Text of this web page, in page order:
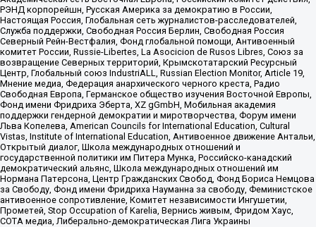
РЭНД корпорейшн, Русская Америка за демократию в России,
Настоящая Россия, Глобальная сеть журналистов-расследователей,
Служба поддержки, Свободная Россия Берлин, Свободная Россия
Северный Рейн-Вестфалия, Фонд глобальной помощи, Антивоенный
комитет России, Russie-Libertes, La Asocicion de Rusos Libres, Союз за
возвращение Северных территорий, Крымскотатарский Ресурсный
Центр, Глобальный союз IndustriALL, Russian Election Monitor, Article 19,
Мнение медиа, Федерация анархического черного креста, Радио
Свободная Европа, Германское общество изучения Восточной Европы,
Фонд имени Фридриха Эберта, XZ gGmbH, Мобильная академия
поддержки гендерной демократии и миротворчества, Форум имени
Льва Копелева, American Councils for International Education, Cultural
Vistas, Institute of International Education, Антивоенное движение Антальи,
Открытый диалог, Школа международных отношений и
государственной политики им Питера Мунка, Российско-канадский
демократический альянс, Школа международных отношений им
Нормана Патерсона, Центр Гражданских Свобод, Фонд Бориса Немцова
за Свободу, Фонд имени Фридриха Науманна за свободу, Феминистское
антивоенное сопротивление, Комитет независимости Ингушетии,
Прометей, Stop Occupation of Karelia, Вернись живым, Фридом Хаус,
СОТА медиа, Либерально-демократическая Лига Украины